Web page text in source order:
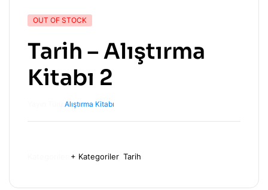
OUT OF STOCK
Tarih – Alıştırma
Kitabı 2
Alıştırma Kitabı
+ Kategoriler, Tarih